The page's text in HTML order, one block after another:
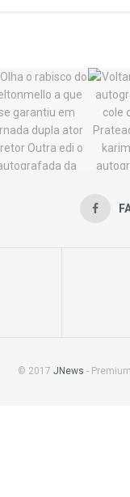
© 2017 JNews -